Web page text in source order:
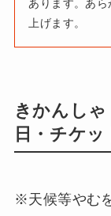
あります。あ
上げます。
きかんし
日・チケッ
※天候等やむ